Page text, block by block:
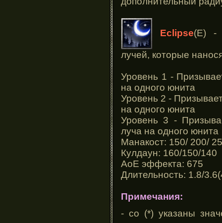
Eclipse(E)
лучей, которые
Уровень 1 -
на одного юнита
Уровень 2 -
на одного юнита
Уровень 3 -
луча на одного юнита
Манакост: 150/ 200/
Кулдаун: 160/150/140
АоЕ эффекта: 675
Длительность: 1.8/
Примечания:
- со (*) указаны